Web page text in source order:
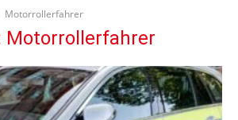
Motorrollerfahrer
Motorrollerfahrer